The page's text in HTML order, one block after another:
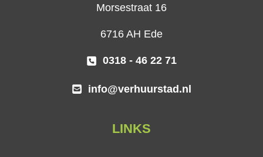
Morsestraat 16
6716 AH Ede
0318 - 46 22 71
info@verhuurstad.nl
LINKS